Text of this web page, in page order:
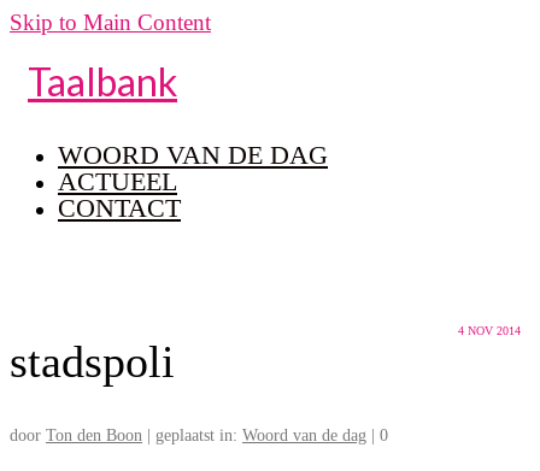
Skip to Main Content
Taalbank
WOORD VAN DE DAG
ACTUEEL
CONTACT
4 NOV 2014
stadspoli
door Ton den Boon geplaatst in: Woord van de dag 0